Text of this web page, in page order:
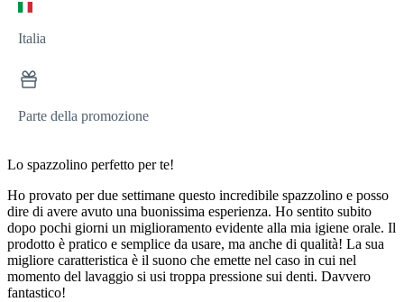
Italia
Parte della promozione
Lo spazzolino perfetto per te!
Ho provato per due settimane questo incredibile spazzolino e posso
dire di avere avuto una buonissima esperienza. Ho sentito subito
dopo pochi giorni un miglioramento evidente alla mia igiene orale. Il
prodotto è pratico e semplice da usare, ma anche di qualità! La sua
migliore caratteristica è il suono che emette nel caso in cui nel
momento del lavaggio si usi troppa pressione sui denti. Davvero
fantastico!